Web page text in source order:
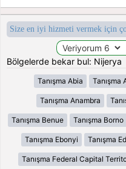
Size en iyi hizmeti vermek için
Bölgelerde bekar bul: Nijerya
Tanışma Abia Tanışma
Tanışma Anambra
Tanışma Benue Tanışma Borno
Tanışma Ebonyi Tanışma
Tanışma Federal Capital